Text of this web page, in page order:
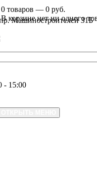
Машиностроителей 31Б
- 15:00
0 товаров — 0 руб.
В корзине нет ни одного